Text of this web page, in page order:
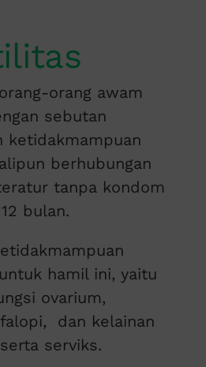
orang awam
sebutan
ketidakmampuan
berhubungan
tanpa kondom
bulan.
hamil ini, yaitu
ovarium,
dan kelainan
serviks.